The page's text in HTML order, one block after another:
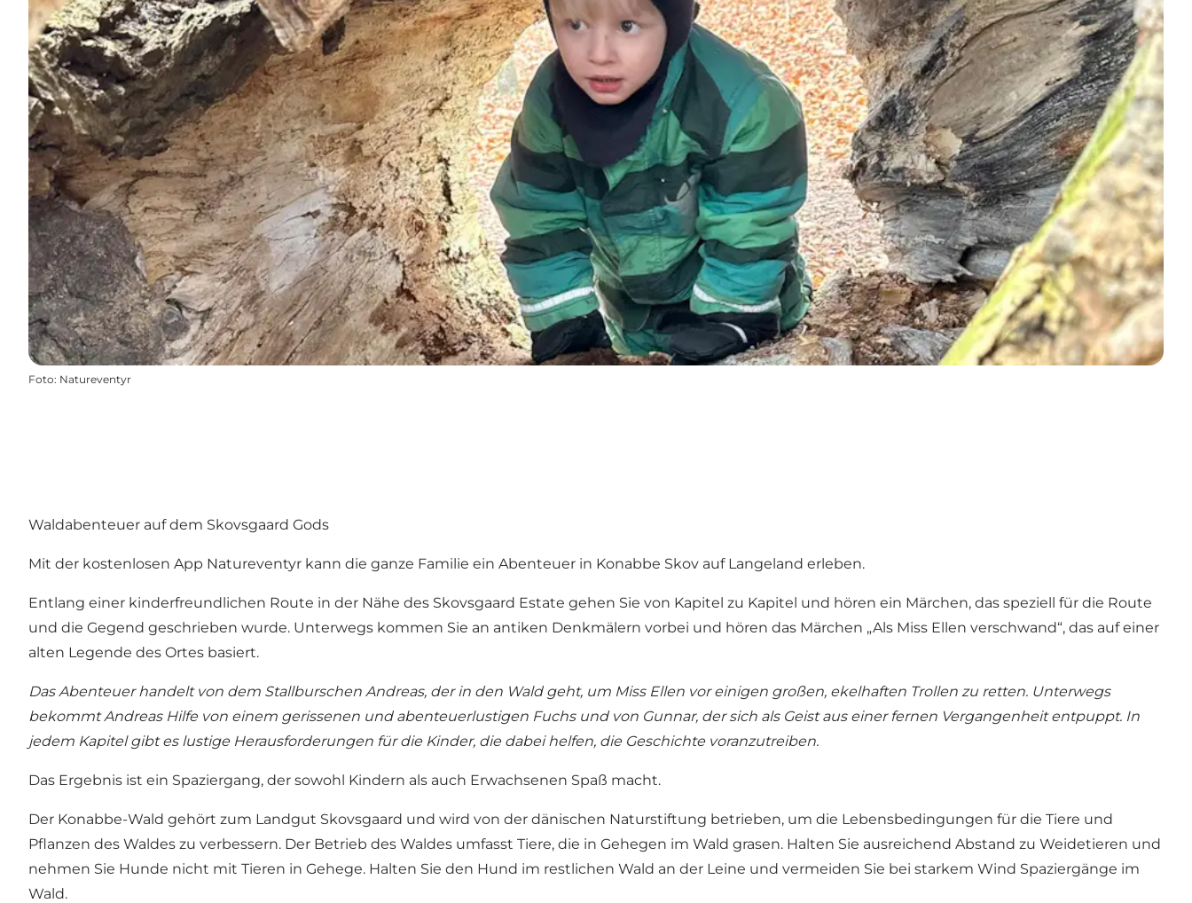
Foto: Natureventyr
Waldabenteuer auf dem Skovsgaard Gods
Mit der kostenlosen App Natureventyr kann die ganze Familie ein Abenteuer in Konabbe Skov auf Langeland erleben.
Entlang einer kinderfreundlichen Route in der Nähe des Skovsgaard Estate gehen Sie von Kapitel zu Kapitel und hören ein Märchen, das speziell für die Route
und die Gegend geschrieben wurde. Unterwegs kommen Sie an antiken Denkmälern vorbei und hören das Märchen „Als Miss Ellen verschwand“, das auf einer
alten Legende des Ortes basiert.
Das Abenteuer handelt von dem Stallburschen Andreas, der in den Wald geht, um Miss Ellen vor einigen großen, ekelhaften Trollen zu retten. Unterwegs
bekommt Andreas Hilfe von einem gerissenen und abenteuerlustigen Fuchs und von Gunnar, der sich als Geist aus einer fernen Vergangenheit entpuppt. In
jedem Kapitel gibt es lustige Herausforderungen für die Kinder, die dabei helfen, die Geschichte voranzutreiben.
Das Ergebnis ist ein Spaziergang, der sowohl Kindern als auch Erwachsenen Spaß macht.
Der Konabbe-Wald gehört zum Landgut Skovsgaard und wird von der dänischen Naturstiftung betrieben, um die Lebensbedingungen für die Tiere und
Pflanzen des Waldes zu verbessern. Der Betrieb des Waldes umfasst Tiere, die in Gehegen im Wald grasen. Halten Sie ausreichend Abstand zu Weidetieren und
nehmen Sie Hunde nicht mit Tieren in Gehege. Halten Sie den Hund im restlichen Wald an der Leine und vermeiden Sie bei starkem Wind Spaziergänge im
Wald.